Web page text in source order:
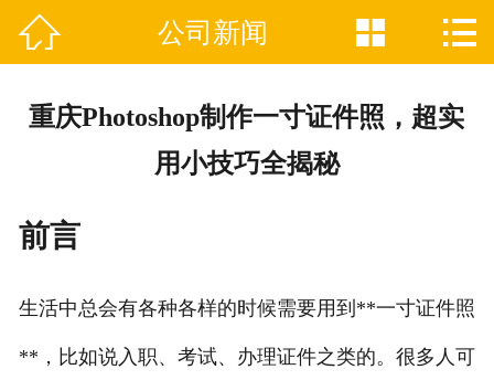
网站首页
 公司新闻  
重庆Photoshop制作一寸证件照，超实
用小技巧全揭秘
前言
生活中总会有各种各样的时候需要用到**一寸证件照
**，比如说入职、考试、办理证件之类的。很多人可